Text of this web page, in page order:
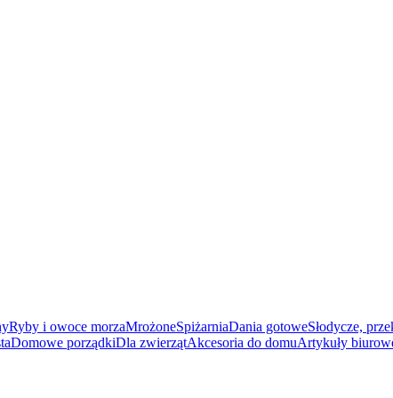
Ryby i owoce morzaMrożoneSpiżarniaDania gotoweSłodycze,
Domowe porządkiDla zwierzątAkcesoria do domuArtykuły